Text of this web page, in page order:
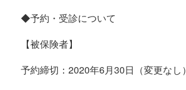
◆予約・受診について
【被保険者】
予約締切：2020年6月30日（変更なし）